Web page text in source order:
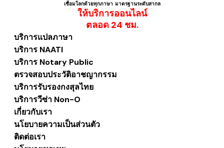
เชื่อมโลกด้วยทุกภาษา ​มาตรฐานระดับสากล
ให้บริการออนไลน์
​ตลอด 24 ชม.
บริการแปลภาษา
บริการ NAATI
บริการ Notary Public
ตรวจสอบประวัติอาชญากรรม
บริการรับรองกงสุลไทย
บริการวีซ่า Non-O
เกี่ยวกับเรา
นโยบายความเป็นส่วนตัว
ติดต่อเรา